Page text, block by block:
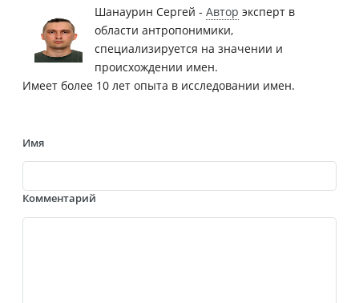
Шанаурин Сергей - Автор эксперт в
области антропонимики,
специализируется на значении и
происхождении имен.
Имеет более 10 лет опыта в исследовании имен.
Имя
Комментарий